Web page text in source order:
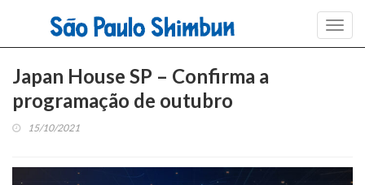
Japan House SP – Confirma a
programação de outubro
15/10/2021